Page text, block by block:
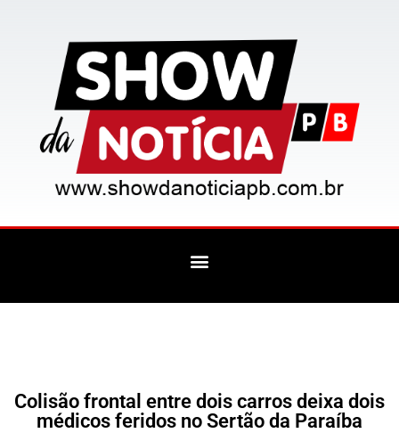
Colisão frontal entre dois carros deixa dois
médicos feridos no Sertão da Paraíba